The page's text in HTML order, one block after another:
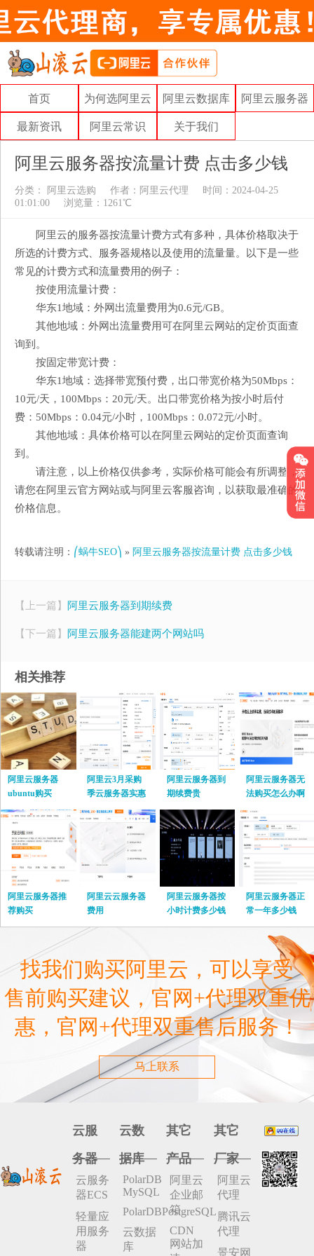
首页 为何选阿里云 阿里云数据库 阿里云服务器
最新资讯 阿里云常识 关于我们
阿里云服务器按流量计费 点击多少钱
分类： 阿里云选购 作者： 阿里云代理
时间：2024-04-25
01:01:00
浏览量：1261℃
阿里云的服务器按流量计费方式有多种，具体价格取决于
所选的计费方式、服务器规格以及使用的流量量。以下是一些
常见的计费方式和流量费用的例子：
按使用流量计费：
华东1地域：外网出流量费用为0.6元/GB。
其他地域：外网出流量费用可在阿里云网站的定价页面查
询到。
按固定带宽计费：
华东1地域：选择带宽预付费，出口带宽价格为50Mbps：
10元/天，100Mbps：20元/天。出口带宽价格为按小时后付
费：50Mbps：0.04元/小时，100Mbps：0.072元/小时。
其他地域：具体价格可以在阿里云网站的定价页面查询
到。
请注意，以上价格仅供参考，实际价格可能会有所调整，
请您在阿里云官方网站或与阿里云客服咨询，以获取最准确的
价格信息。
转载请注明： ⎛蜗牛SEO⎞ » 阿里云服务器按流量计费 点击多少钱
【上一篇】 阿里云服务器到期续费
【下一篇】 阿里云服务器能建两个网站吗
相关推荐
阿里云服务器
ubuntu购买
阿里云3月采购
季云服务器实惠
阿里云服务器到
期续费贵
阿里云服务器无
法购买怎么办啊
阿里云服务器推
荐购买
阿里云云服务器
费用
阿里云服务器按
小时计费多少钱
啊
阿里云服务器正
常一年多少钱
找我们购买阿里云，可以享受
售前购买建议，官网+代理双重优
惠，官网+代理双重售后服务！
马上联系
云服
务器
云服务
器ECS
轻量应
用服务
器
云数
据库
PolarDB
MySQL
PolarDBPostgreSQL
云数据
库
其它
产品
阿里云
企业邮
箱
CDN
网站加
其它
厂家
阿里云
代理
腾讯云
代理
景安网